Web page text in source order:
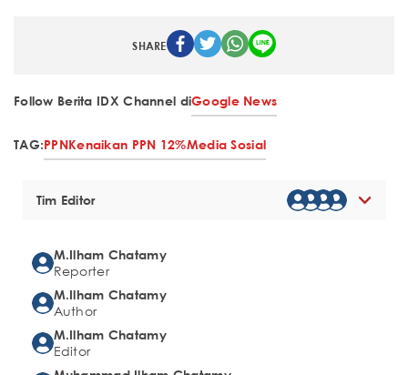
SHARE
Follow Berita IDX Channel diGoogle News
TAG:PPNKenaikan PPN 12%Media Sosial
Tim Editor
M.Ilham Chatamy
Reporter
M.Ilham Chatamy
Author
M.Ilham Chatamy
Editor